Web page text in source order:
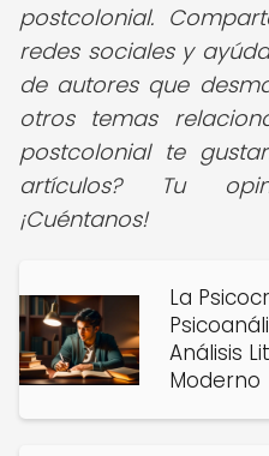
postcolonial.
redes sociales y
de autores que
otros temas
postcolonial te
artículos? Tu
¡Cuéntanos!
La
Análisis
Moderno